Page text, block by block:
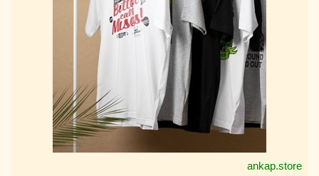
ankap.store